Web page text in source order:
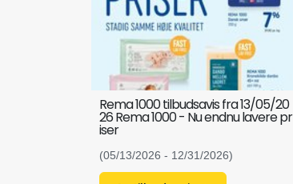
Rema 1000 tilbudsavis fra 13/05/20
26 Rema 1000 - Nu endnu lavere pr
iser
(05/13/2026 - 12/31/2026)